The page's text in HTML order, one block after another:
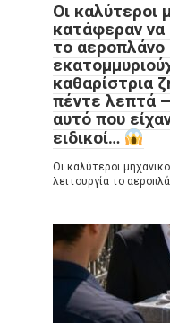
Οι καλύτεροι
κατάφεραν να
το αεροπλάνο
καθαρίστρια
πέντε λεπτά
αυτό που
ειδικοί…
Οι καλύτεροι
λειτουργία το